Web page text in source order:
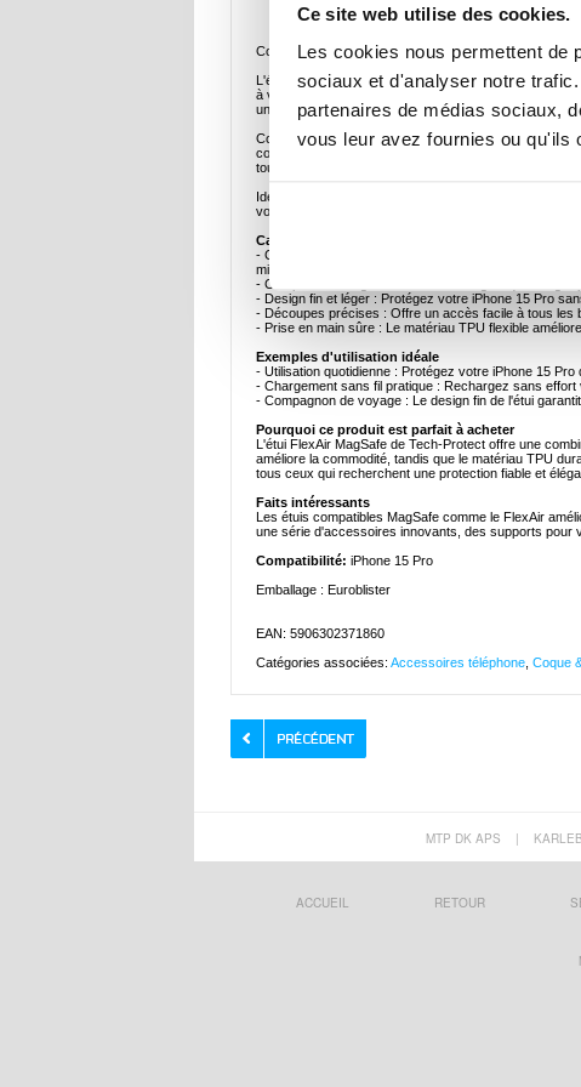
Ce site web utilise des cookies.
Les cookies nous permettent de
sociaux et d'analyser notre
partenaires de médias sociaux,
vous leur avez fournies ou qu'ils
Coque en TPU Magnétique Tech-Protect FlexAir pour
L'étui FlexAir MagSafe de Tech-Protect allie
à votre appareil sans compromettre le style ou la
une protection fiable contre les rayures, les chocs
Conçu avec un anneau magnétique compatible
couvercle, ce qui permet de renouveler l'énergie sans
toutes les fonctions, tandis que le matériau souple
Idéal pour les utilisateurs qui privilégient à la fois la
votre appareil reste en sécurité avec style.
Caractéristiques et spécifications clés
- Construction TPU durable : Fabriqué à partir d'un
mineurs.
- Compatibilité MagSafe : L'anneau magnétique
- Design fin et léger : Protégez votre iPhone 15 Pro
- Découpes précises : Offre un accès facile à tous les
- Prise en main sûre : Le matériau TPU flexible
Exemples d'utilisation idéale
- Utilisation quotidienne : Protégez votre iPhone 15
- Chargement sans fil pratique : Rechargez sans
- Compagnon de voyage : Le design fin de l'étui
Pourquoi ce produit est parfait à acheter
L'étui FlexAir MagSafe de Tech-Protect offre une
améliore la commodité, tandis que le matériau TPU
tous ceux qui recherchent une protection fiable et
Faits intéressants
Les étuis compatibles MagSafe comme le FlexAir
une série d'accessoires innovants, des supports pour
Compatibilité: iPhone 15 Pro
Emballage : Euroblister
EAN: 5906302371860
Catégories associées: Accessoires téléphone Coque
MTP DK APS |
ACCUEIL RETOUR